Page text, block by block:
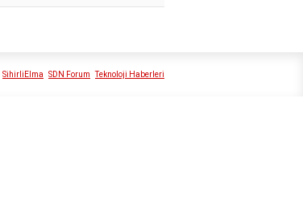
SihirliElma SDN Forum Teknoloji Haberleri